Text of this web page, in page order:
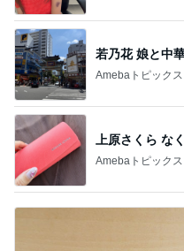
若乃花 娘と中
Amebaトピックス
上原さくら な
Amebaトピックス